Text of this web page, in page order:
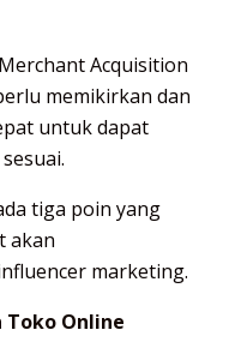
Acquisition
memikirkan dan
untuk dapat
tiga poin yang
akan
marketing.
Online